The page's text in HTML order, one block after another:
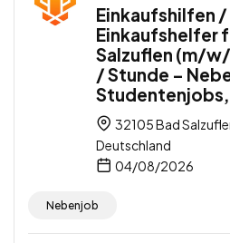
Einkaufshilfen /
Einkaufshelfer
Salzuflen (m/
/ Stunde –
32105 Bad
Deutschland
04/08/2026
Nebenjob